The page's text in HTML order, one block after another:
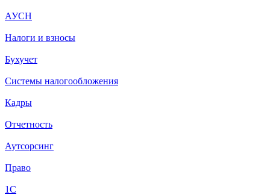
АУСН
Налоги и взносы
Бухучет
Системы налогообложения
Кадры
Отчетность
Аутсорсинг
Право
1С